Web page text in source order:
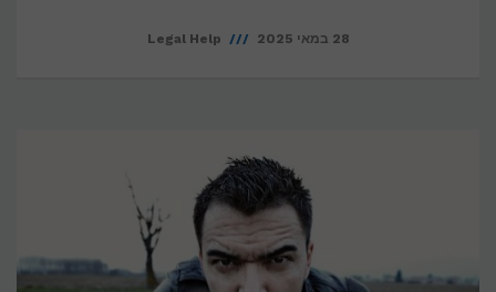
28 במאי 2025 Legal Help